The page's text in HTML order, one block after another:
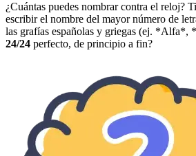
¿Cuántas puedes nombrar contra el reloj?
escribir el nombre del mayor número de
las grafías españolas y griegas (ej.
24/24 perfecto, de principio a fin?